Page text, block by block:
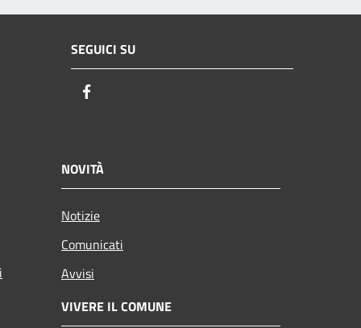
SEGUICI SU
NOVITÀ
Notizie
Comunicati
Avvisi
VIVERE IL COMUNE